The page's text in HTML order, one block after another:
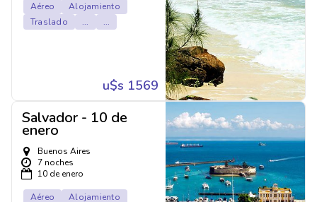
Aéreo
Alojamiento
Traslado
... ...
u$s 1569
Salvador - 10 de
enero
Buenos Aires
7 noches
10 de enero
Aéreo
Alojamiento